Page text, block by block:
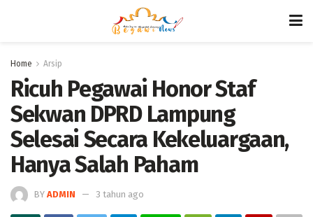
Home Arsip
Ricuh Pegawai Honor Staf
Sekwan DPRD Lampung
Selesai Secara Kekeluargaan,
Hanya Salah Paham
BY ADMIN 3 tahun ago